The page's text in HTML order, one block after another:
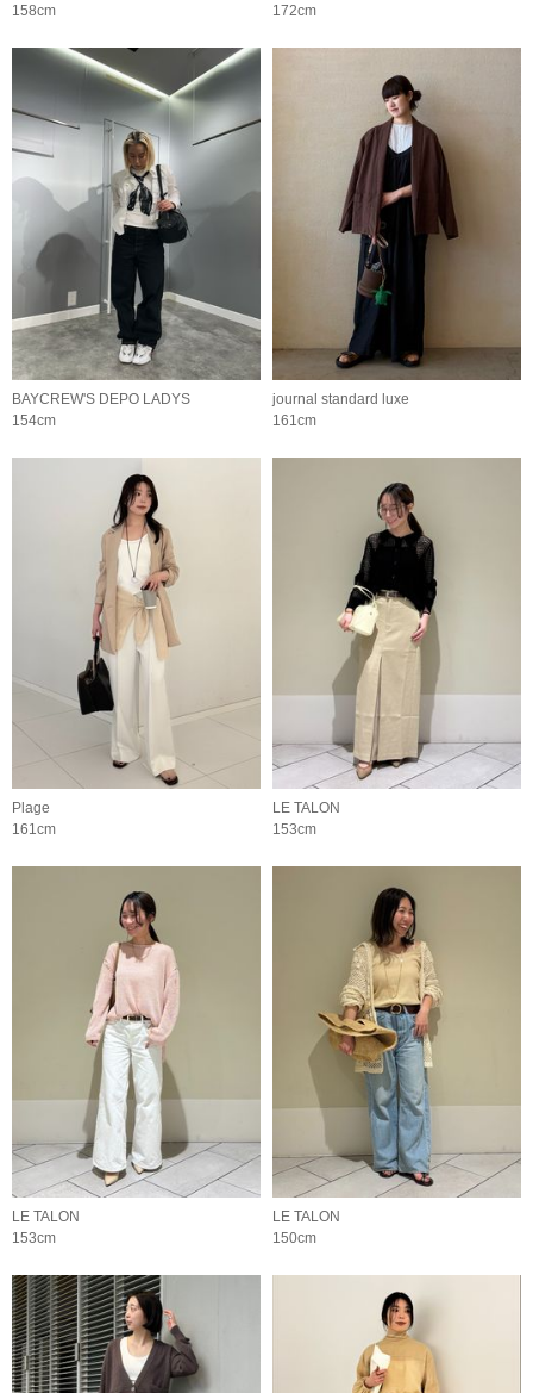
158cm
172cm
BAYCREW'S DEPO LADYS
154cm
journal standard luxe
161cm
Plage
161cm
LE TALON
153cm
LE TALON
153cm
LE TALON
150cm